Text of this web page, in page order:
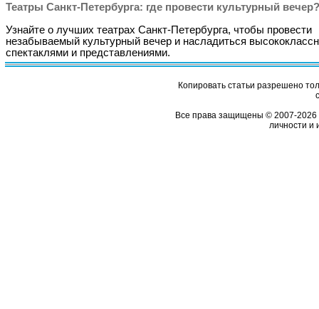
Театры Санкт-Петербурга: где провести культурный вечер?
Узнайте о лучших театрах Санкт-Петербурга, чтобы провести
незабываемый культурный вечер и насладиться
спектаклями и представлениями.
Копировать статьи разрешено
Все права защищены © 2007-2026
личности и